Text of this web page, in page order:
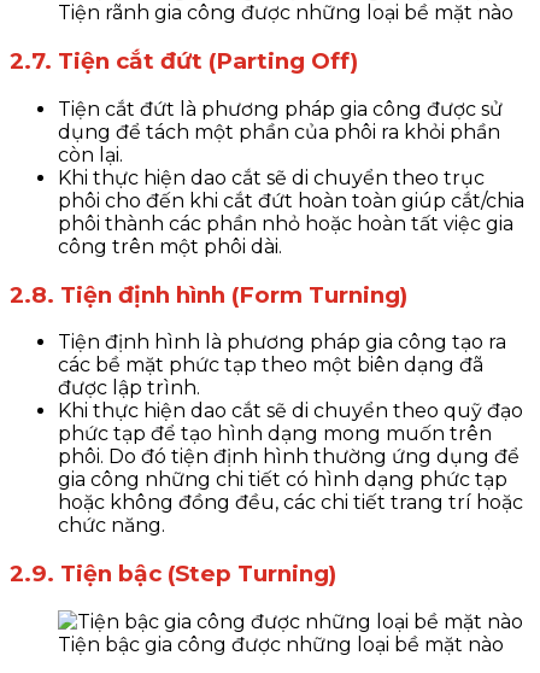
Tiện rãnh gia công được những loại bề mặt nào
2.7. Tiện cắt đứt (Parting Off)
Tiện cắt đứt là phương pháp gia công được sử
dụng để tách một phần của phôi ra khỏi phần
còn lại.
Khi thực hiện dao cắt sẽ di chuyển theo trục
phôi cho đến khi cắt đứt hoàn toàn giúp cắt/chia
phôi thành các phần nhỏ hoặc hoàn tất việc gia
công trên một phôi dài.
2.8. Tiện định hình (Form Turning)
Tiện định hình là phương pháp gia công tạo ra
các bề mặt phức tạp theo một biên dạng đã
được lập trình.
Khi thực hiện dao cắt sẽ di chuyển theo quỹ đạo
phức tạp để tạo hình dạng mong muốn trên
phôi. Do đó tiện định hình thường ứng dụng để
gia công những chi tiết có hình dạng phức tạp
hoặc không đồng đều, các chi tiết trang trí hoặc
chức năng.
2.9. Tiện bậc (Step Turning)
Tiện bậc gia công được những loại bề mặt nào